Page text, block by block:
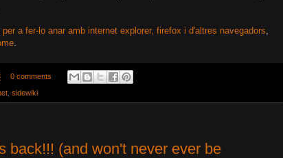
per a fer-lo anar amb internet explorer, firefox i d'altres navegadors,
.
0 comments
, sidewiki
back!!! (and won't never ever be